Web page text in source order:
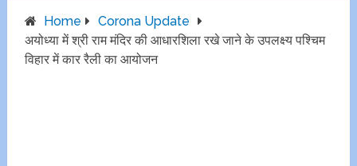
Home
Corona Update
अयोध्या में श्री राम मंदिर की आधारशिला रखे जाने के उपलक्ष्य पश्चिम
विहार में कार रैली का आयोजन